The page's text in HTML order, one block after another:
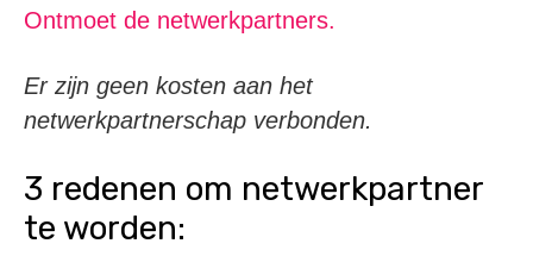
Ontmoet de netwerkpartners.
Er zijn geen kosten aan het
netwerkpartnerschap verbonden.
3 redenen om netwerkpartner
te worden: